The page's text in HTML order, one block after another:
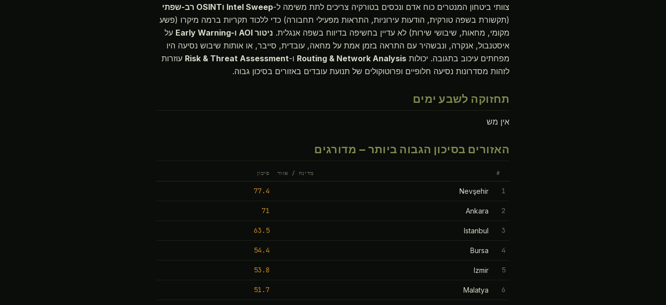
צוותי ביטחון המנטרים כוח אדם ונכסים בטורקיה צריכים לתת משימה ל-Intel Sweep וOSINT רב-שפתי
(תקשורת בשפה טורקית, הודעות עירוניות, התראות מפעילי תחבורה) כדי ללכוד תקריות ברמה מיקרו (פשע
מקומי, מחאות, שיבושי שירות) לא עדיין בחשיפה בדיווח בשפה אנגלית. ניטור AOI ו-Early Warning
על
איסטנבול, אנקרה, ונבשהיר עם התראה בזמן אמת על מחאה, עובדית, סייבר, או אותות שיבוש נסיעה היו
מפחתים עיכוב בתגובה. יכולות Routing & Network Analysis ו-Risk & Threat Assessment עוזרות
לזהות מסדרונות נסיעה חלופיים ופרוטוקולים של תנועת עובדים באזורים בסיכון גבוה.
תחזוקה לשבע ימים
אין מש
האזורים בסיכון הגבוה ביותר — מדורגים
# מדינה / אזור סיכון
1
Nevşehir
77.4
2
Ankara
71
3
Istanbul
63.5
4
Bursa
54.4
5
Izmir
53.8
6
Malatya
51.7